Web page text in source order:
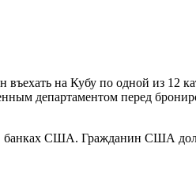
на Кубу по одной из 12
департаментом перед
банках США. Гражданин США